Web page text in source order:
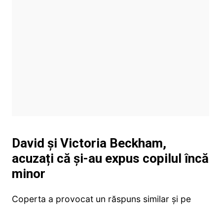
David și Victoria Beckham,
acuzați că și-au expus copilul încă
minor
Coperta a provocat un răspuns similar și pe